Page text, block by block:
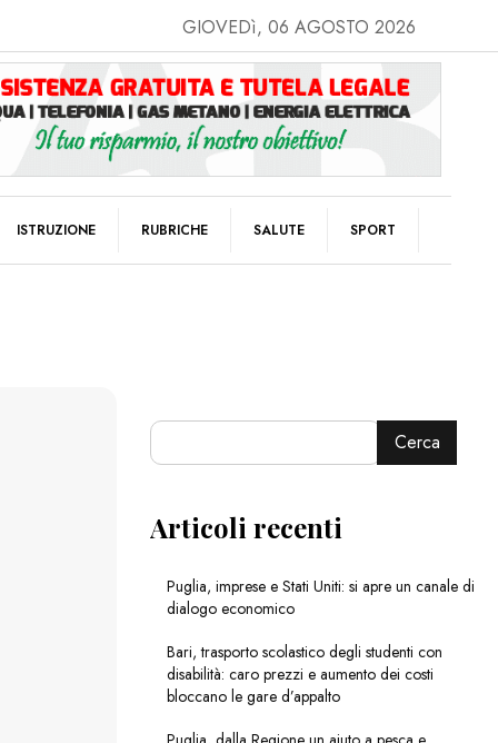
GIOVEDì, 06 AGOSTO 2026
ISTRUZIONE RUBRICHE SALUTE SPORT
Cerca
Articoli recenti
Puglia, imprese e Stati Uniti: si apre un canale di
dialogo economico
Bari, trasporto scolastico degli studenti con
disabilità: caro prezzi e aumento dei costi
bloccano le gare d’appalto